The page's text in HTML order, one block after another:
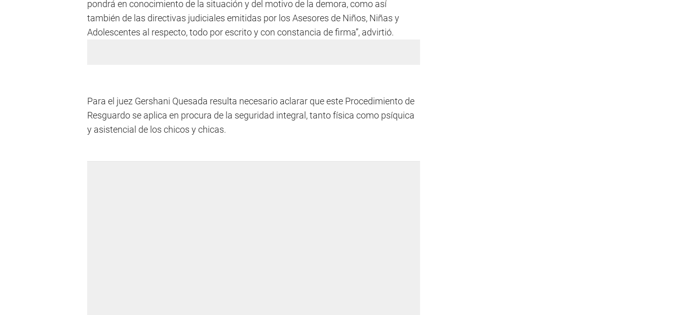
pondrá en conocimiento de la situación y del motivo de la demora, como así
también de las directivas judiciales emitidas por los Asesores de Niños, Niñas y
Adolescentes al respecto, todo por escrito y con constancia de firma”, advirtió.
Para el juez Gershani Quesada resulta necesario aclarar que este Procedimiento de
Resguardo se aplica en procura de la seguridad integral, tanto física como psíquica
y asistencial de los chicos y chicas.